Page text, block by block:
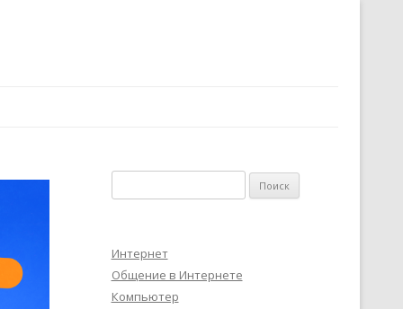
Интернет
Общение в Интернете
Компьютер